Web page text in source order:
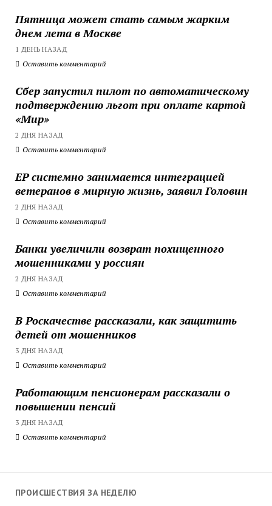
Пятница может стать самым жарким
днем лета в Москве
1 ДЕНЬ НАЗАД
Оставить комментарий
Сбер запустил пилот по автоматическому
подтверждению льгот при оплате картой
«Мир»
2 ДНЯ НАЗАД
Оставить комментарий
ЕР системно занимается интеграцией
ветеранов в мирную жизнь, заявил Головин
2 ДНЯ НАЗАД
Оставить комментарий
Банки увеличили возврат похищенного
мошенниками у россиян
2 ДНЯ НАЗАД
Оставить комментарий
В Роскачестве рассказали, как защитить
детей от мошенников
3 ДНЯ НАЗАД
Оставить комментарий
Работающим пенсионерам рассказали о
повышении пенсий
3 ДНЯ НАЗАД
Оставить комментарий
ПРОИСШЕСТВИЯ ЗА НЕДЕЛЮ